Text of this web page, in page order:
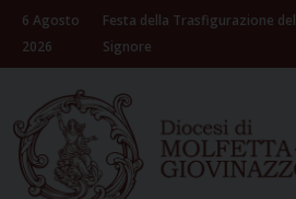
Skip
content
6 Agosto
2026
Festa della Trasfigurazione del
Signore